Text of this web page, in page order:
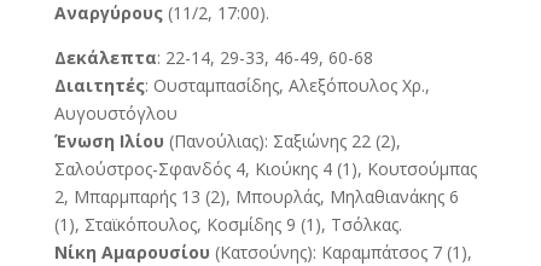
Αναργύρους(11/2, 17:00).
Δεκάλεπτα: 22-14, 29-33, 46-49, 60-68
Διαιτητές: Ουσταμπασίδης, Αλεξόπουλος Χρ.,
Αυγουστόγλου
Ένωση Ιλίου (Πανούλιας): Σαξιώνης 22 (2),
Σαλούστρος-Σφανδός 4, Κιούκης 4 (1), Κουτσούμπας
2, Μπαρμπαρής 13 (2), Μπουρλάς, Μηλαθιανάκης 6
(1), Σταϊκόπουλος, Κοσμίδης 9 (1), Τσόλκας.
Νίκη Αμαρουσίου (Κατσούνης): Καραμπάτσος 7 (1),